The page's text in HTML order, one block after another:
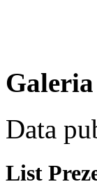
Data
List